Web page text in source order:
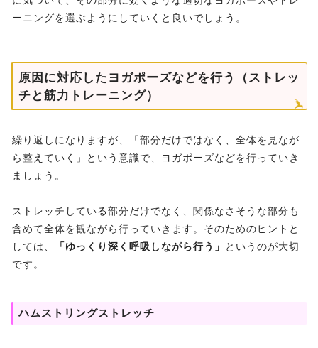
ーニングを選ぶようにしていくと良いでしょう。
原因に対応したヨガポーズなどを行う（ストレッ
チと筋力トレーニング）
繰り返しになりますが、「部分だけではなく、全体を見なが
ら整えていく」という意識で、ヨガポーズなどを行っていき
ましょう。
ストレッチしている部分だけでなく、関係なさそうな部分も
含めて全体を観ながら行っていきます。そのためのヒントと
しては、
「ゆっくり深く呼吸しながら行う」
というのが大切
です。
ハムストリングストレッチ